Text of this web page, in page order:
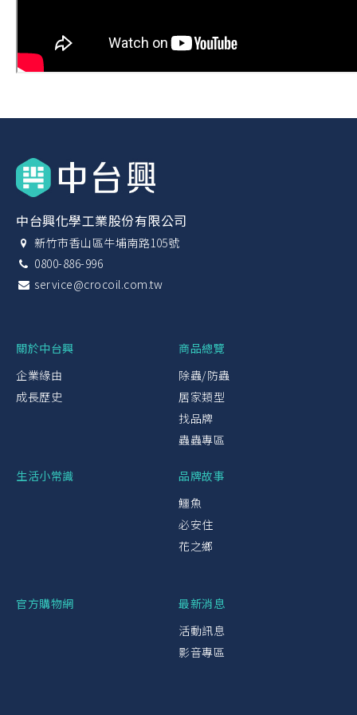
中台興化學工業股份有限公司
新竹市香山區牛埔南路105號
0800-886-996
service@crocoil.com.tw
關於中台興
企業緣由
成長歷史
商品總覽
除蟲/防蟲
居家類型
找品牌
蟲蟲專區
生活小常識
品牌故事
鱷魚
必安住
花之鄉
官方購物網
最新消息
活動訊息
影音專區